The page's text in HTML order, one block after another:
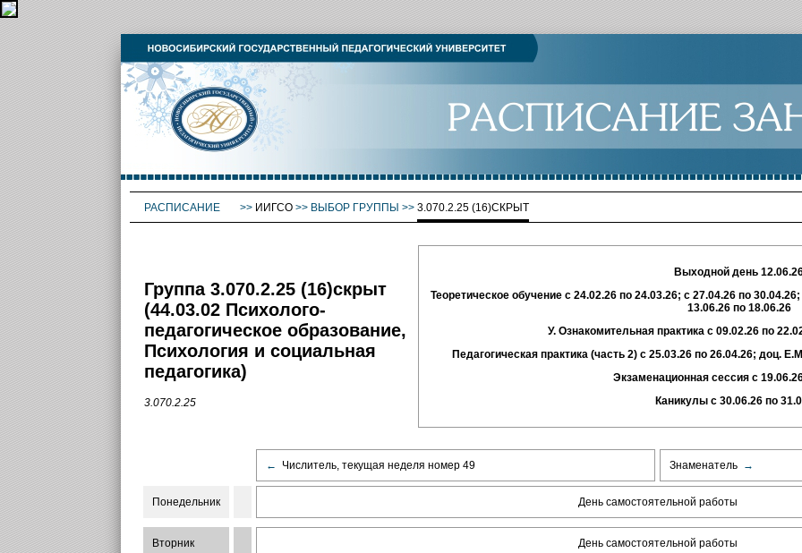
РАСПИСАНИЕ >> ИИГСО>> ВЫБОР ГРУППЫ >> 3.070.2.25 (16)СКРЫТ
Группа 3.070.2.25 (16)скрыт
(44.03.02 Психолого-
педагогическое образование,
Психология и социальная
педагогика)
3.070.2.25
Выходной день
Теоретическое обучение с 24.02.26 по 24.03.26; с 27.04.26 по
13.06.26 по 18.06.26
У. Ознакомительная практика с 09.02.26 по
Педагогическая практика (часть 2) с 25.03.26 по 26.04.26; доц.
Экзаменационная сессия с
Каникулы с 30.06.26 по
← Числитель, текущая неделя номер 49 Знаменатель →
Понедельник День самостоятельной работы
Вторник День самостоятельной работы